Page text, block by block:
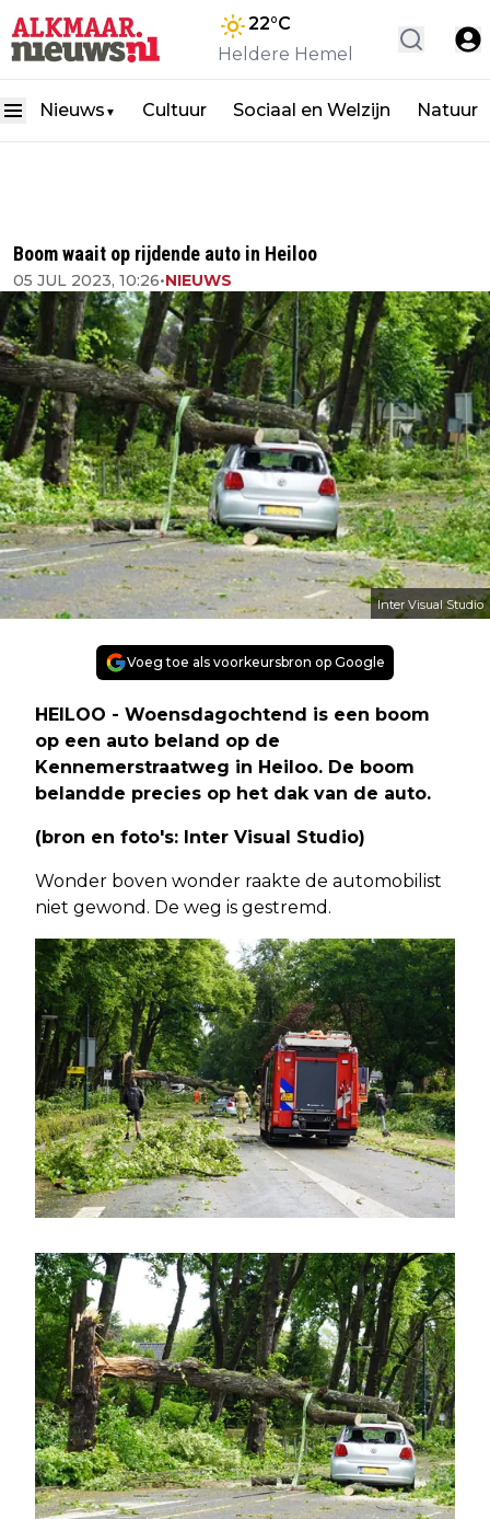
22°C
Heldere Hemel
Nieuws ▼ Cultuur Sociaal en Welzijn Natuur
Boom waait op rijdende auto in Heiloo
05 JUL 2023, 10:26•NIEUWS
Inter Visual Studio
Voeg toe als voorkeursbron op Google
HEILOO - Woensdagochtend is een boom
op een auto beland op de
Kennemerstraatweg in Heiloo. De boom
belandde precies op het dak van de auto.
(bron en foto's: Inter Visual Studio)
Wonder boven wonder raakte de automobilist
niet gewond. De weg is gestremd.